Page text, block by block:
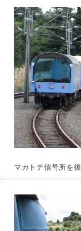
マカトテ信号所を